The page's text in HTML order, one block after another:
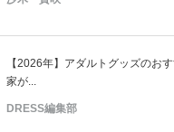
【2026年】アダルトグッズのお
家が...
DRESS編集部